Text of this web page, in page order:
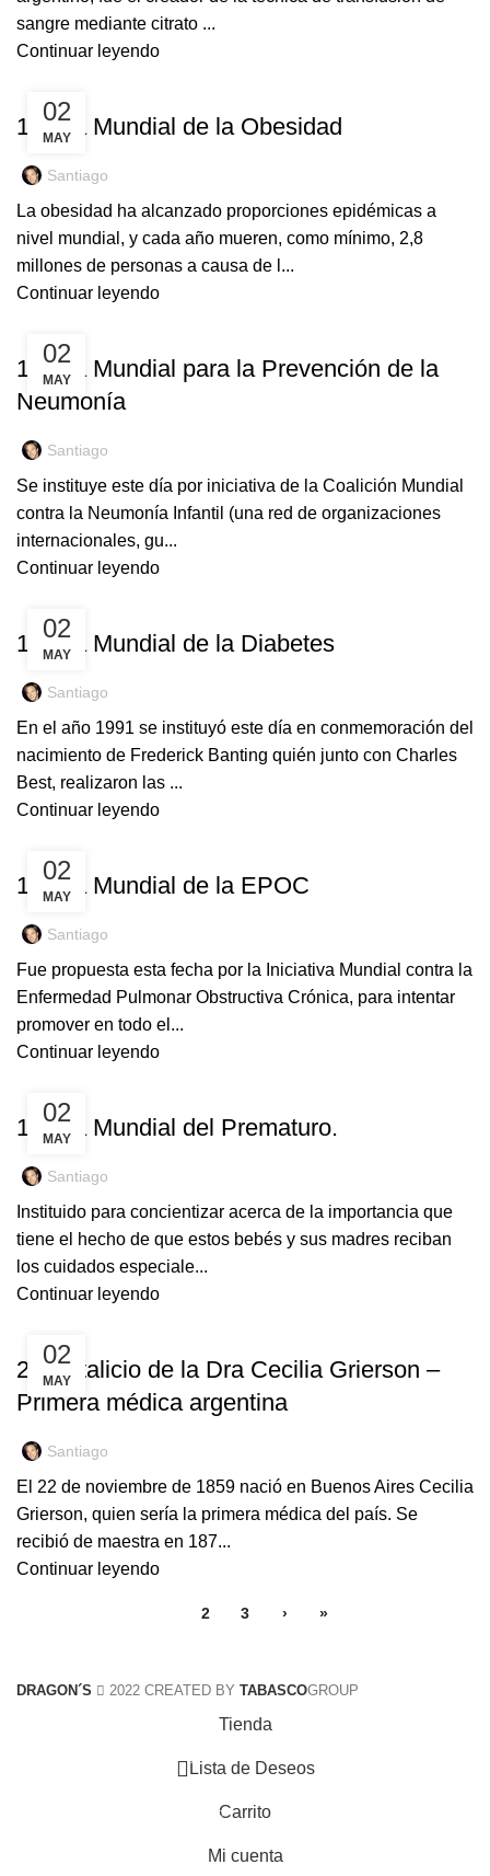
sangre mediante citrato ...
Continuar leyendo
02
MAY
12 Día Mundial de la Obesidad
Santiago
La obesidad ha alcanzado proporciones epidémicas a
nivel mundial, y cada año mueren, como mínimo, 2,8
millones de personas a causa de l...
Continuar leyendo
02
MAY
12 Día Mundial para la Prevención de la
Neumonía
Santiago
Se instituye este día por iniciativa de la Coalición Mundial
contra la Neumonía Infantil (una red de organizaciones
internacionales, gu...
Continuar leyendo
02
MAY
14 Día Mundial de la Diabetes
Santiago
En el año 1991 se instituyó este día en conmemoración del
nacimiento de Frederick Banting quién junto con Charles
Best, realizaron las ...
Continuar leyendo
02
MAY
17 Día Mundial de la EPOC
Santiago
Fue propuesta esta fecha por la Iniciativa Mundial contra la
Enfermedad Pulmonar Obstructiva Crónica, para intentar
promover en todo el...
Continuar leyendo
02
MAY
17 Día Mundial del Prematuro.
Santiago
Instituido para concientizar acerca de la importancia que
tiene el hecho de que estos bebés y sus madres reciban
los cuidados especiale...
Continuar leyendo
02
MAY
22 Natalicio de la Dra Cecilia Grierson –
Primera médica argentina
Santiago
El 22 de noviembre de 1859 nació en Buenos Aires Cecilia
Grierson, quien sería la primera médica del país. Se
recibió de maestra en 187...
Continuar leyendo
2 3 › »
DRAGON´S 2022 CREATED BY TABASCOGROUP
Tienda
0Lista de Deseos
0Carrito
Mi cuenta